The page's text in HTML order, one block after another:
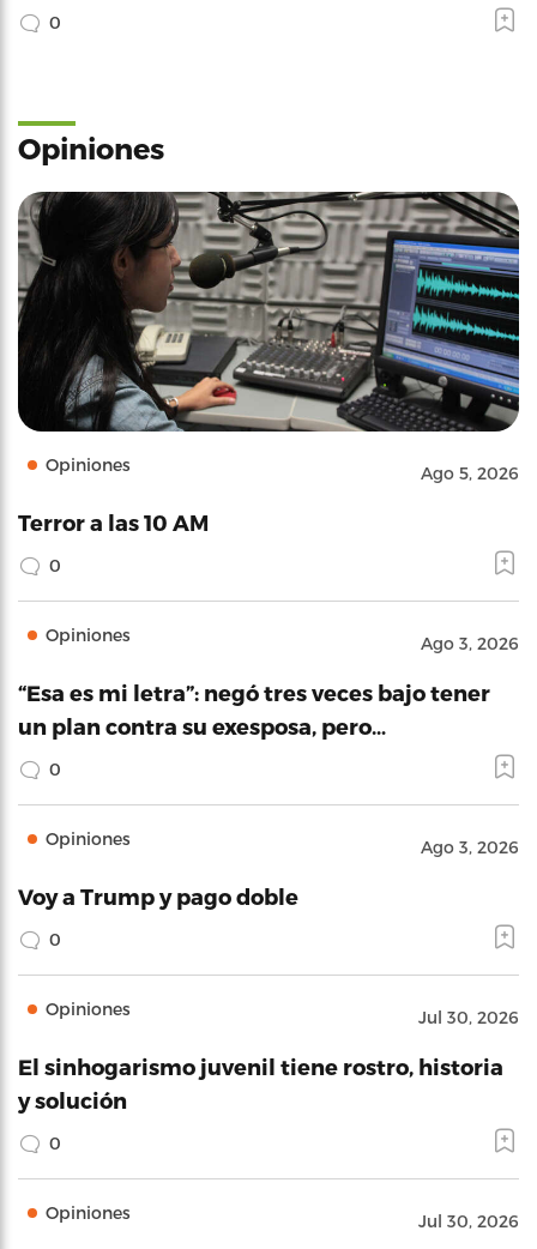
0
Opiniones
Opiniones Ago 5, 2026
Terror a las 10 AM
0
Opiniones Ago 3, 2026
“Esa es mi letra”: negó tres veces bajo tener
un plan contra su exesposa, pero…
0
Opiniones Ago 3, 2026
Voy a Trump y pago doble
0
Opiniones Jul 30, 2026
El sinhogarismo juvenil tiene rostro, historia
y solución
0
Opiniones Jul 30, 2026